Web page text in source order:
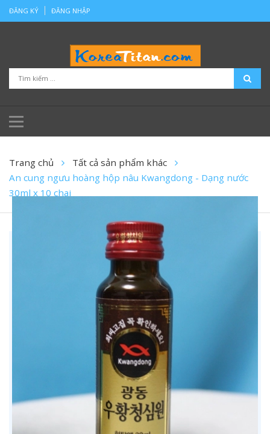
ĐĂNG KÝ ĐĂNG NHẬP
Trang chủ
Tất cả sản phẩm khác
An cung ngưu hoàng hộp nâu Kwangdong - Dạng nước
30ml x 10 chai